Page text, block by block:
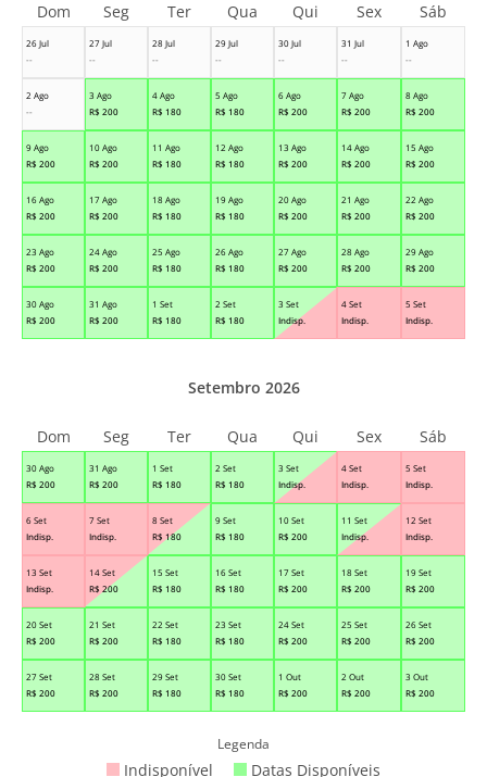
26 Jul
--
27 Jul
--
28 Jul
--
29 Jul
--
30 Jul
--
31 Jul
--
1 Ago
--
2 Ago
--
3 Ago
R$ 200
4 Ago
R$ 180
5 Ago
R$ 180
6 Ago
R$ 200
7 Ago
R$ 200
8 Ago
R$ 200
9 Ago
R$ 200
10 Ago
R$ 200
11 Ago
R$ 180
12 Ago
R$ 180
13 Ago
R$ 200
14 Ago
R$ 200
15 Ago
R$ 200
16 Ago
R$ 200
17 Ago
R$ 200
18 Ago
R$ 180
19 Ago
R$ 180
20 Ago
R$ 200
21 Ago
R$ 200
22 Ago
R$ 200
23 Ago
R$ 200
24 Ago
R$ 200
25 Ago
R$ 180
26 Ago
R$ 180
27 Ago
R$ 200
28 Ago
R$ 200
29 Ago
R$ 200
30 Ago
R$ 200
31 Ago
R$ 200
1 Set
R$ 180
2 Set
R$ 180
3 Set
Indisp.
4 Set
Indisp.
5 Set
Indisp.
Dom Seg Ter Qua Qui Sex Sáb
30 Ago
R$ 200
31 Ago
R$ 200
1 Set
R$ 180
2 Set
R$ 180
3 Set
Indisp.
4 Set
Indisp.
5 Set
Indisp.
6 Set
Indisp.
7 Set
Indisp.
8 Set
R$ 180
9 Set
R$ 180
10 Set
R$ 200
11 Set
Indisp.
12 Set
Indisp.
13 Set
Indisp.
14 Set
R$ 200
15 Set
R$ 180
16 Set
R$ 180
17 Set
R$ 200
18 Set
R$ 200
19 Set
R$ 200
20 Set
R$ 200
21 Set
R$ 200
22 Set
R$ 180
23 Set
R$ 180
24 Set
R$ 200
25 Set
R$ 200
26 Set
R$ 200
27 Set
R$ 200
28 Set
R$ 200
29 Set
R$ 180
30 Set
R$ 180
1 Out
R$ 200
2 Out
R$ 200
3 Out
R$ 200
Setembro 2026
Dom Seg Ter Qua Qui Sex Sáb
Legenda
Indisponível Datas Disponíveis